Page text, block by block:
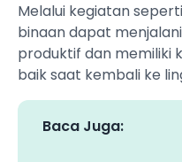
Melalui kegiatan
binaan dapat
produktif dan memiliki
baik saat kembali ke
Baca Juga: